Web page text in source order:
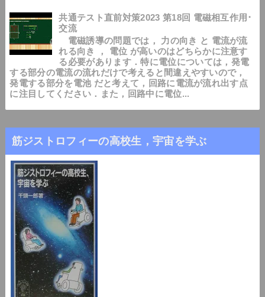
共通テスト直前対策2023 第18回 電磁相互作用･
交流
電磁誘導の問題では， 力の向き と 電流が流
れる向き ， 電位 が高いのはどちらかに注意す
る必要があります．特に電位については，発電
する部分の電流の流れだけで考えると間違えやすいので，
発電する部分を電池 だと考えて，回路に電流が流れ出す点
に注目してください．また，回路中に電位...
筋ジストロフィーの高校生，宇宙を学ぶ